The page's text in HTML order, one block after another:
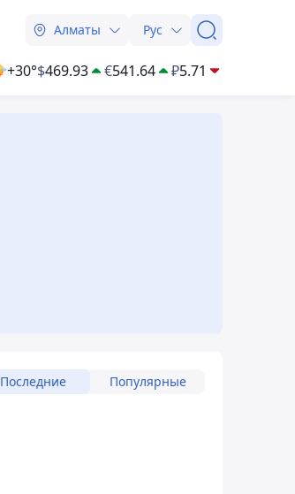
Алматы Рус
+30°$469.93 €541.64 ₽5.71
Последние Популярные